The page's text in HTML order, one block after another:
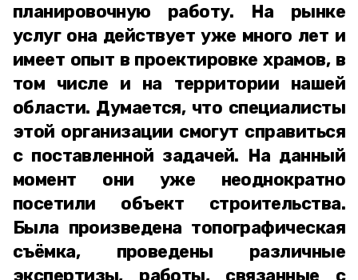
планировочную работу. На рынке
услуг она действует уже много лет и
имеет опыт в проектировке храмов, в
том числе и на территории нашей
области. Думается, что специалисты
этой организации смогут справиться
с поставленной задачей. На данный
момент они уже неоднократно
посетили объект строительства.
Была произведена топографическая
съёмка, проведены различные
экспертизы, работы, связанные с